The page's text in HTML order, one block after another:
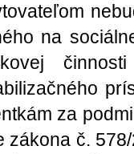
na
za
zákona č.